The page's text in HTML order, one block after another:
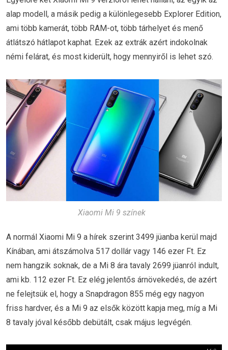
alap modell, a másik pedig a különlegesebb Explorer Edition,
ami több kamerát, több RAM-ot, több tárhelyet és menő
átlátszó hátlapot kaphat. Ezek az extrák azért indokolnak
némi felárat, és most kiderült, hogy mennyiről is lehet szó.
Xiaomi Mi 9 színek
A normál Xiaomi Mi 9 a hírek szerint 3499 jüanba kerül majd
Kínában, ami átszámolva 517 dollár vagy 146 ezer Ft. Ez
nem hangzik soknak, de a Mi 8 ára tavaly 2699 jüanról indult,
ami kb. 112 ezer Ft. Ez elég jelentős árnövekedés, de azért
ne felejtsük el, hogy a Snapdragon 855 még egy nagyon
friss hardver, és a Mi 9 az elsők között kapja meg, míg a Mi
8 tavaly jóval később debütált, csak május legvégén.